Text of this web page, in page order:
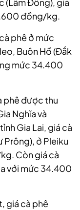
(Lâm Đồng), giá
đồng/kg.
phê ở mức
Buôn Hồ (Đắk
mức 34.400
phê được thu
Nghĩa và
Gia Lai, giá cà
ở Pleiku
Còn giá cà
với mức 34.400
giá cà phê